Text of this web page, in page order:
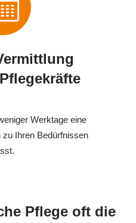
Werktage eine
zu Ihren Bedürfnissen
Pflege oft die